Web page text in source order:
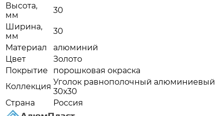
Высота,
мм
30
Ширина,
мм
30
Материал
алюминий
Цвет
Золото
Покрытие
порошковая окраска
Коллекция Уголок равнополочный алюминиевый
30х30
Страна
Россия